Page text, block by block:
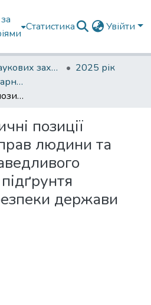
Статистика Увійти
Матеріали наукових заходів
2025 рік
Міжнародне гуманітарне право та основи безпеки у період збройних конфліктів
Антропоцентричні позиції забезпечення прав людини та створення справедливого суспільства як підґрунтя національної безпеки держави
позиції
людини та
держави